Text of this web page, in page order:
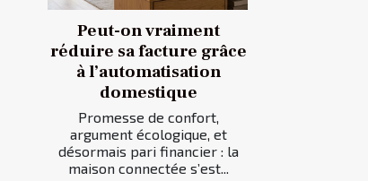
Peut-on vraiment
réduire sa facture grâce
à l’automatisation
domestique
Promesse de confort,
argument écologique, et
désormais pari financier : la
maison connectée s’est...